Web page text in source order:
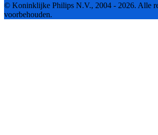
© Koninklijke Philips N.V., 2004 - 2026. Alle
voorbehouden.